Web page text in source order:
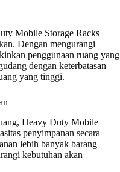
Mobile Storage Racks
Dengan mengurangi
penggunaan ruang yang
dengan keterbatasan
yang tinggi.
Heavy Duty Mobile
penyimpanan secara
lebih banyak barang
kebutuhan akan